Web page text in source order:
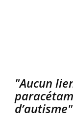
"Aucun
d’autisme"